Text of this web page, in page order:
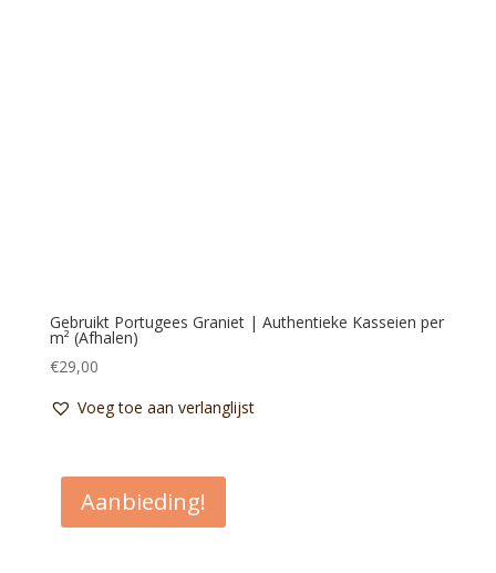
Gebruikt Portugees Graniet | Authentieke Kasseien per
m² (Afhalen)
€29,00
Voeg toe aan verlanglijst
Aanbieding!